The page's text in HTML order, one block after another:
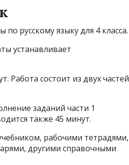
русскому языку для 4 класса.
устанавливает
Работа состоит из двух частей
заданий части 1
также 45 минут.
рабочими тетрадями,
другими справочными